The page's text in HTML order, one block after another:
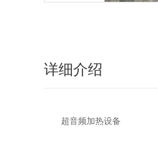
详细介绍
超音频加热设备